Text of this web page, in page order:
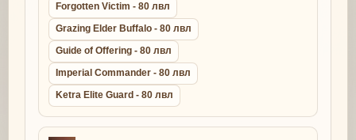
Forgotten Victim - 80 лвл
Grazing Elder Buffalo - 80 лвл
Guide of Offering - 80 лвл
Imperial Commander - 80 лвл
Ketra Elite Guard - 80 лвл